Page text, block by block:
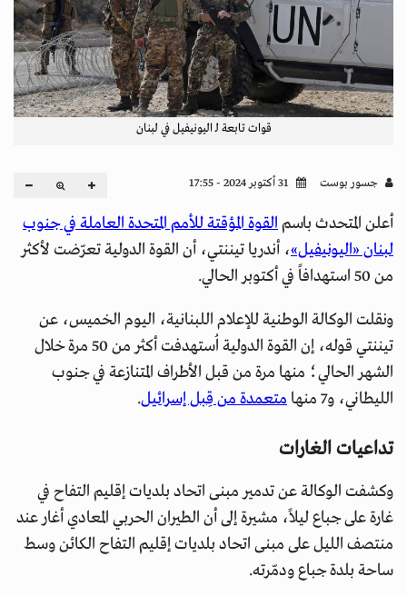
قوات تابعة لـ اليونيفيل في لبنان
جسور بوست
أعلن المتحدث باسمالقوة المؤقتة للأمم المتحدة العاملة في جنوب
لبنان «اليونيفيل»، أندريا تيننتي، أن القوة الدولية تعرّضت لأكثر
من 50 استهدافاً في أكتوبر الحالي.
ونقلت الوكالة الوطنية للإعلام اللبنانية، اليوم الخميس، عن
تيننتي قوله، إن القوة الدولية اُستهدفت أكثر من 50 مرة خلال
الشهر الحالي؛ منها مرة من قبل الأطراف المتنازعة في جنوب
الليطاني، و7 منها
متعمدة من قِبل إسرائيل.
تداعيات الغارات
وكشفت الوكالة عن تدمير مبنى اتحاد بلديات إقليم التفاح في
غارة على جباع ليلاً، مشيرة إلى أن الطيران الحربي المعادي أغار عند
منتصف الليل على مبنى اتحاد بلديات إقليم التفاح الكائن وسط
ساحة بلدة جباع ودمّرته.